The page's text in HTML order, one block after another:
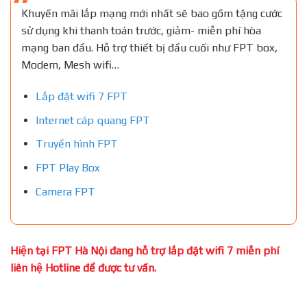
Khuyến mãi lắp mạng mới nhất sẽ bao gồm tặng cước
sử dụng khi thanh toán trước, giảm- miễn phí hòa
mạng ban đầu. Hỗ trợ thiết bị đầu cuối như FPT box,
Modem, Mesh wifi…
Lắp đặt wifi 7 FPT
Internet cáp quang FPT
Truyền hình FPT
FPT Play Box
Camera FPT
Hiện tại FPT Hà Nội đang hỗ trợ lắp đặt wifi 7 miễn phí
liên hệ Hotline để được tư vấn.